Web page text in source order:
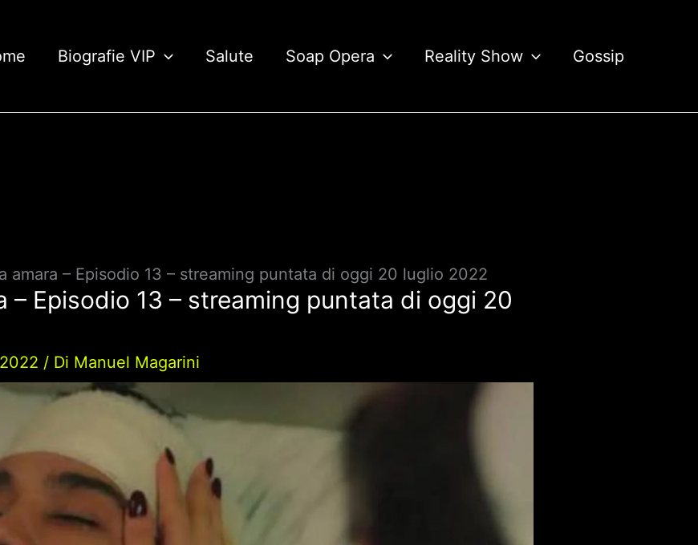
Biografie VIP Salute Soap Opera Reality Show Gossip
amara – Episodio 13 – streaming puntata di oggi 20 luglio 2022
– Episodio 13 – streaming puntata di oggi 20
/ Di Manuel Magarini